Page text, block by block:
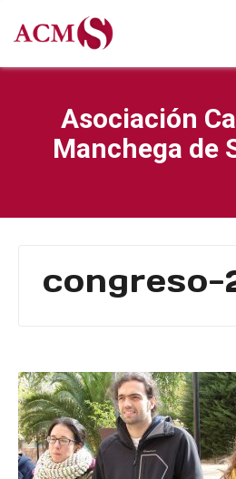
Asociación
Manchega de
congreso-